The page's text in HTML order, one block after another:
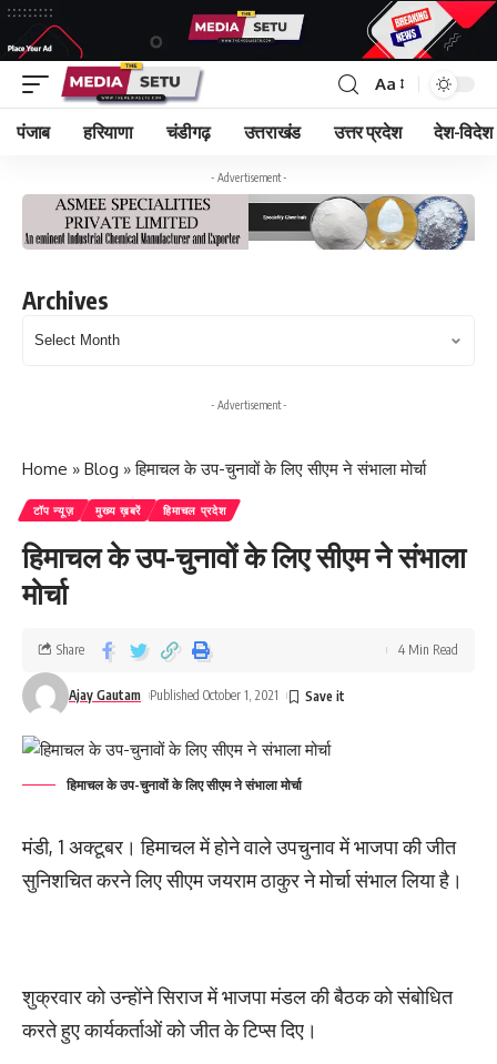
Aa
पंजाब हरियाणा चंडीगढ़ उत्तराखंड उत्तर प्रदेश देश-विदेश
- Advertisement -
Archives
- Advertisement -
Home » Blog »हिमाचल के उप-चुनावों के लिए सीएम ने संभाला मोर्चा
टॉप न्यूज़ मुख्य ख़बरें हिमाचल प्रदेश
हिमाचल के उप-चुनावों के लिए सीएम ने संभाला
मोर्चा
Ajay Gautam Published October 1, 2021
Share 4 Min Read
हिमाचल के उप-चुनावों के लिए सीएम ने संभाला मोर्चा
मंडी, 1 अक्टूबर। हिमाचल में होने वाले उपचुनाव में भाजपा की जीत
सुनिशचित करने लिए सीएम जयराम ठाकुर ने मोर्चा संभाल लिया है।
शुक्रवार को उन्होंने सिराज में भाजपा मंडल की बैठक को संबोधित
करते हुए कार्यकर्ताओं को जीत के टिप्स दिए।